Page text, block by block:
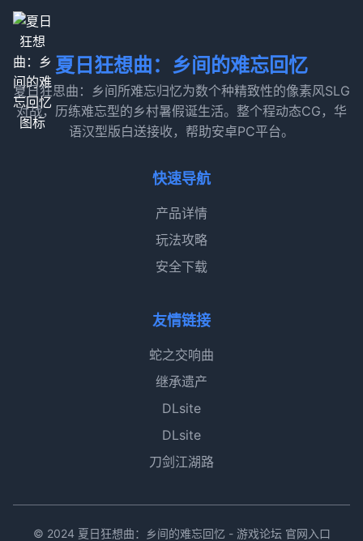
夏日狂想曲：乡间的难忘回忆
夏日狂思曲：乡间所难忘归忆为数个种精致性的像素风SLG
对战，历练难忘型的乡村暑假诞生活。整个程动态CG，华
语汉型版白送接收，帮助安卓PC平台。
快速导航
产品详情
玩法攻略
安全下载
友情链接
蛇之交响曲
继承遗产
DLsite
DLsite
刀剑江湖路
© 2024 夏日狂想曲：乡间的难忘回忆 - 游戏论坛 官网入口